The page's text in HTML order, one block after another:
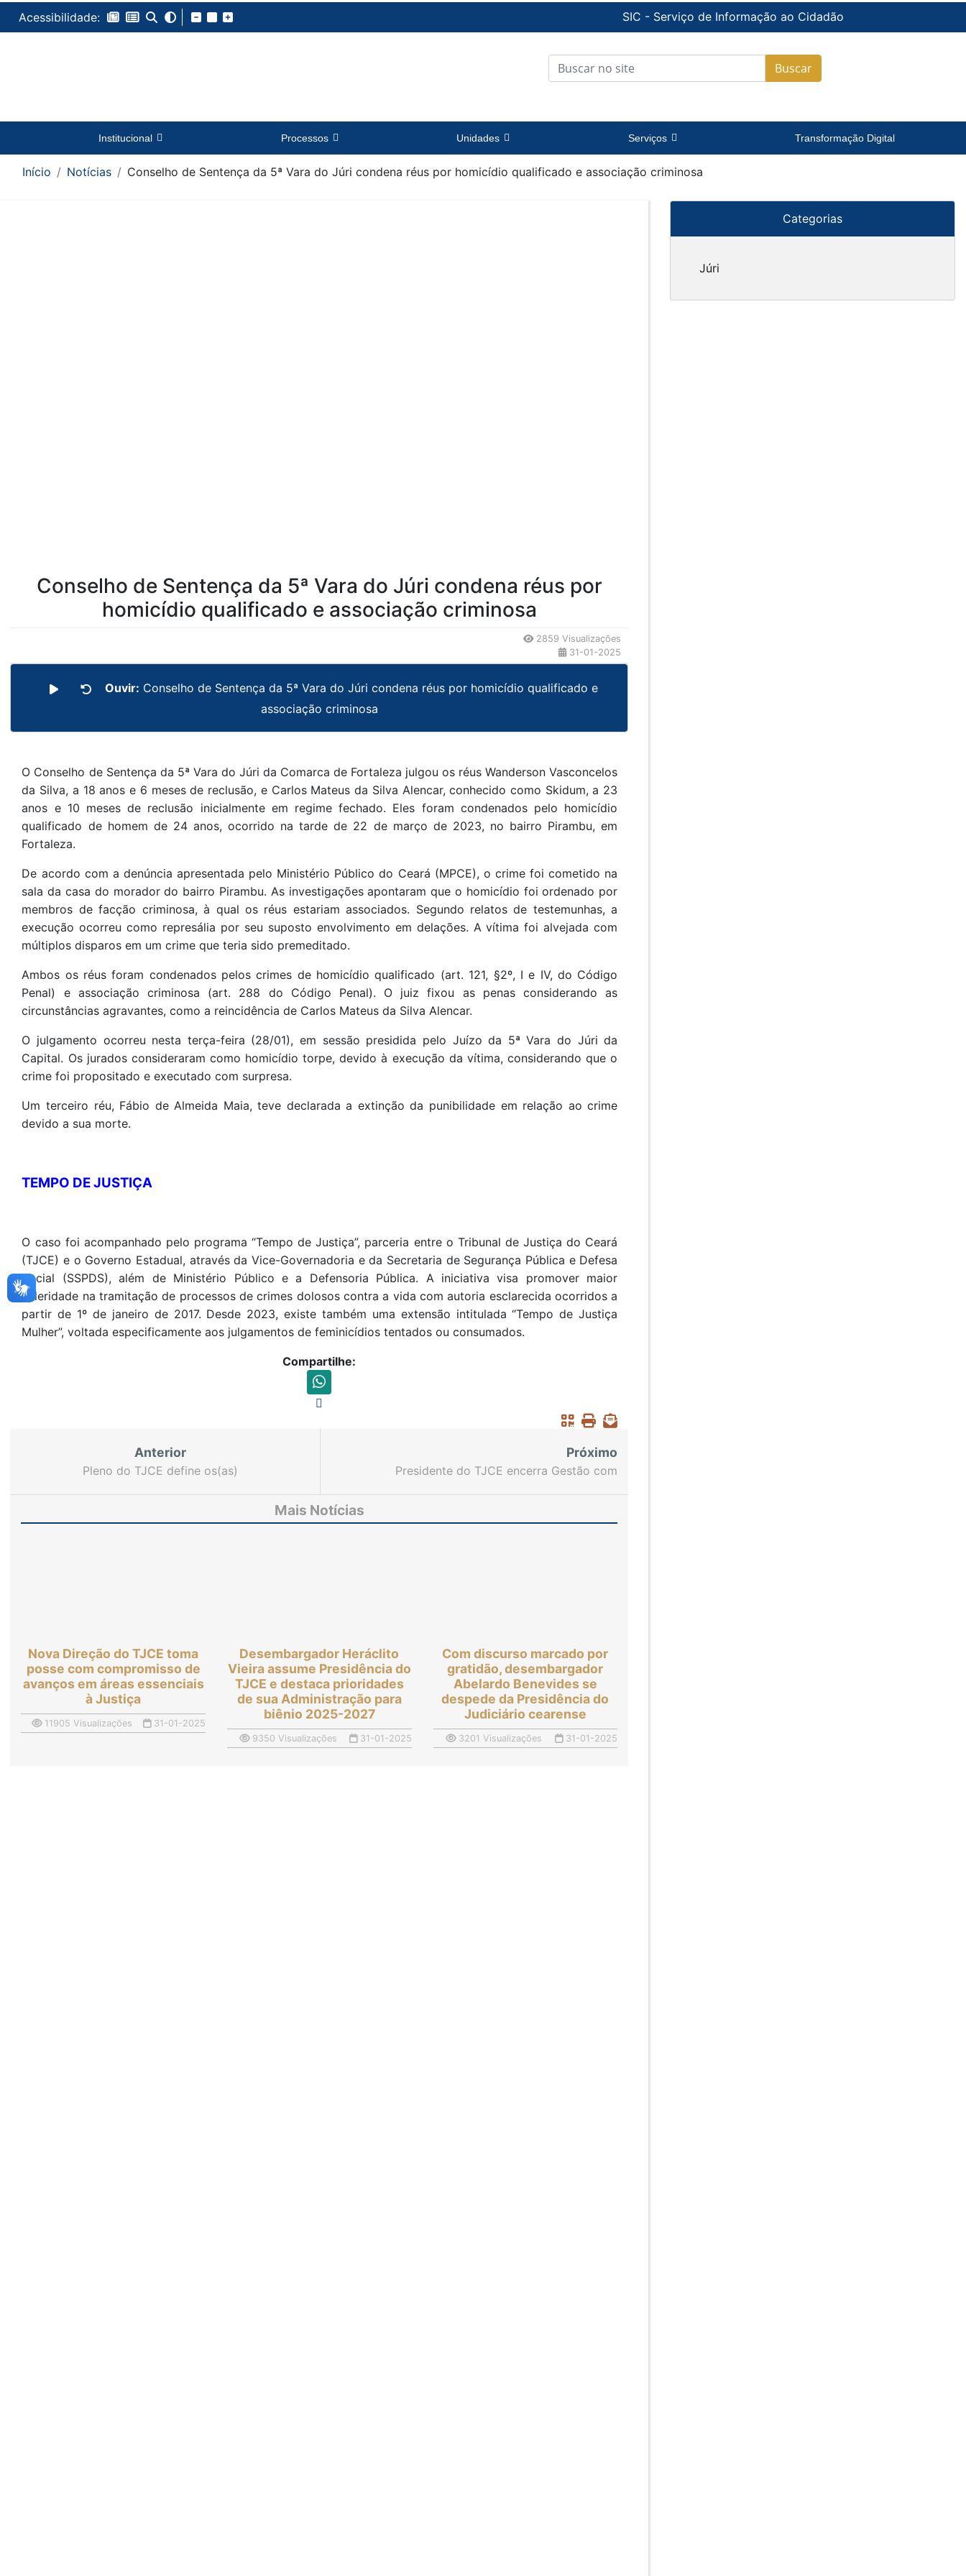
Acessibilidade: SIC - Serviço de Informação ao Cidadão
Buscar
Institucional Processos Unidades Serviços Transformação Digital
Início Notícias Conselho de Sentença da 5ª Vara do Júri condena réus por homicídio qualificado e associação criminosa
Conselho de Sentença da 5ª Vara do Júri condena réus por
homicídio qualificado e associação criminosa
2859 Visualizações
31-01-2025
Ouvir: Conselho de Sentença da 5ª Vara do Júri condena réus por homicídio qualificado e
associação criminosa
O Conselho de Sentença da 5ª Vara do Júri da Comarca de Fortaleza julgou os réus Wanderson Vasconcelos
da Silva, a 18 anos e 6 meses de reclusão, e Carlos Mateus da Silva Alencar, conhecido como Skidum, a 23
anos e 10 meses de reclusão inicialmente em regime fechado. Eles foram condenados pelo homicídio
qualificado de homem de 24 anos, ocorrido na tarde de 22 de março de 2023, no bairro Pirambu, em
Fortaleza.
De acordo com a denúncia apresentada pelo Ministério Público do Ceará (MPCE), o crime foi cometido na
sala da casa do morador do bairro Pirambu. As investigações apontaram que o homicídio foi ordenado por
membros de facção criminosa, à qual os réus estariam associados. Segundo relatos de testemunhas, a
execução ocorreu como represália por seu suposto envolvimento em delações. A vítima foi alvejada com
múltiplos disparos em um crime que teria sido premeditado.
Ambos os réus foram condenados pelos crimes de homicídio qualificado (art. 121, §2º, I e IV, do Código
Penal) e associação criminosa (art. 288 do Código Penal). O juiz fixou as penas considerando as
circunstâncias agravantes, como a reincidência de Carlos Mateus da Silva Alencar.
O julgamento ocorreu nesta terça-feira (28/01), em sessão presidida pelo Juízo da 5ª Vara do Júri da
Capital. Os jurados consideraram como homicídio torpe, devido à execução da vítima, considerando que o
crime foi propositado e executado com surpresa.
Um terceiro réu, Fábio de Almeida Maia, teve declarada a extinção da punibilidade em relação ao crime
devido a sua morte.
TEMPO DE JUSTIÇA
O caso foi acompanhado pelo programa “Tempo de Justiça”, parceria entre o Tribunal de Justiça do Ceará
(TJCE) e o Governo Estadual, através da Vice-Governadoria e da Secretaria de Segurança Pública e Defesa
Social (SSPDS), além de Ministério Público e a Defensoria Pública. A iniciativa visa promover maior
celeridade na tramitação de processos de crimes dolosos contra a vida com autoria esclarecida ocorridos a
partir de 1º de janeiro de 2017. Desde 2023, existe também uma extensão intitulada “Tempo de Justiça
Mulher”, voltada especificamente aos julgamentos de feminicídios tentados ou consumados.
Compartilhe:
Anterior
Pleno do TJCE define os(as)
Próximo
Presidente do TJCE encerra Gestão com
Mais Notícias
Nova Direção do TJCE toma
posse com compromisso de
avanços em áreas essenciais
à Justiça
11905 Visualizações 31-01-2025
Desembargador Heráclito
Vieira assume Presidência do
TJCE e destaca prioridades
de sua Administração para
biênio 2025-2027
9350 Visualizações 31-01-2025
Com discurso marcado por
gratidão, desembargador
Abelardo Benevides se
despede da Presidência do
Judiciário cearense
3201 Visualizações 31-01-2025
Categorias
Júri